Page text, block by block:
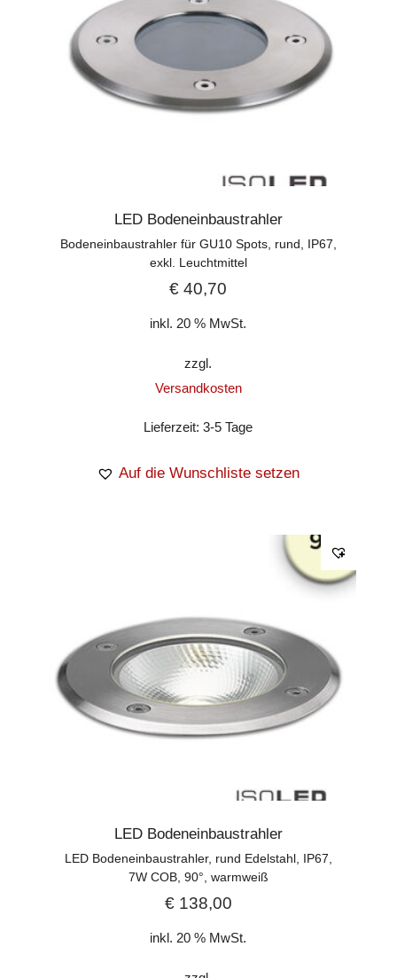
LED Bodeneinbaustrahler
Bodeneinbaustrahler für GU10 Spots, rund, IP67,
exkl. Leuchtmittel
€ 40,70
inkl. 20 % MwSt.
zzgl.
Versandkosten
Lieferzeit:3-5 Tage
Auf die Wunschliste setzen
LED Bodeneinbaustrahler
LED Bodeneinbaustrahler, rund Edelstahl, IP67,
7W COB, 90°, warmweiß
€138,00
inkl. 20 % MwSt.